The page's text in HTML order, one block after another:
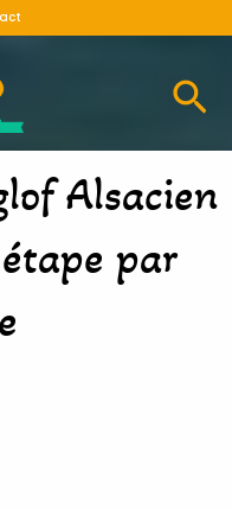
Alsacien
par